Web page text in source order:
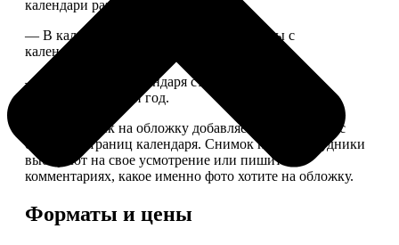
календари разных размеров.
— В календаре 13 листов: обложка+листы с
календарной сеткой.
— Обложка для календаря стандартная, дизайн
обновляем каждый год.
— В кружочек на обложку добавляем фотографию с
одной из страниц календаря. Снимок наши сотрудники
выбирают на свое усмотрение или пишите в
комментариях, какое именно фото хотите на обложку.
Форматы и цены